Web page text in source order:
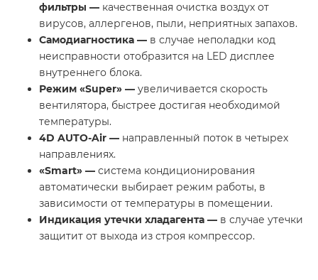
фильтры — качественная очистка воздух от
вирусов, аллергенов, пыли, неприятных запахов.
Самодиагностика — в случае неполадки код
неисправности отобразится на LED дисплее
внутреннего блока.
Режим «Super» — увеличивается скорость
вентилятора, быстрее достигая необходимой
температуры.
4D AUTO-Air — направленный поток в четырех
направлениях.
«Smart» — система кондиционирования
автоматически выбирает режим работы, в
зависимости от температуры в помещении.
Индикация утечки хладагента — в случае утечки
защитит от выхода из строя компрессор.